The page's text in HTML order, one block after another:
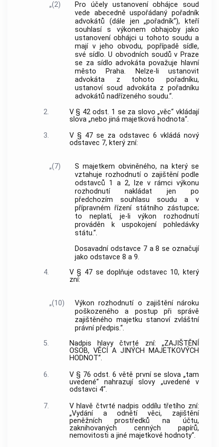
„(2)
Pro účely ustanovení obhájce soud
vede abecedně uspořádaný pořadník
advokátů (dále jen „pořadník“), kteří
souhlasí s výkonem obhajoby jako
ustanovení obhájci u tohoto soudu a
mají v jeho obvodu, popřípadě sídle,
své sídlo. U obvodních soudů v Praze
se za sídlo advokáta považuje hlavní
město Praha. Nelze-li ustanovit
advokáta z tohoto pořadníku,
ustanoví soud advokáta z pořadníku
advokátů nadřízeného soudu.“.
2.
V § 42 odst. 1 se za slovo „věc“ vkládají
slova „nebo jiná majetková hodnota“.
3.
V § 47 se za odstavec 6 vkládá nový
odstavec 7, který zní:
„(7)
S majetkem obviněného, na který se
vztahuje rozhodnutí o zajištění podle
odstavců 1 a 2, lze v rámci výkonu
rozhodnutí nakládat jen po
předchozím souhlasu soudu a v
přípravném řízení státního zástupce;
to neplatí, je-li výkon rozhodnutí
prováděn k uspokojení pohledávky
státu.“.
Dosavadní odstavce 7 a 8 se označují
jako odstavce 8 a 9.
4.
V § 47 se doplňuje odstavec 10, který
zní:
„(10)
Výkon rozhodnutí o zajištění nároku
poškozeného a postup při správě
zajištěného majetku stanoví zvláštní
právní předpis.“.
5.
Nadpis hlavy čtvrté zní: „ZAJIŠTĚNÍ
OSOB, VĚCÍ A JINÝCH MAJETKOVÝCH
HODNOT“.
6.
V § 76 odst. 6 větě první se slova „tam
uvedené“ nahrazují slovy „uvedené v
odstavci 4“.
7.
V hlavě čtvrté nadpis oddílu třetího zní:
„Vydání a odnětí věci, zajištění
peněžních prostředků na účtu,
zaknihovaných cenných papírů,
nemovitosti a jiné majetkové hodnoty“.